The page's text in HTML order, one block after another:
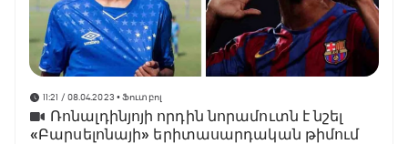
11:21 / 08.04.2023 • Ֆուտբոլ
Ռոնալդինյոյի որդին նորամուտն է նշել
«Բարսելոնայի» երիտասարդական թիմում